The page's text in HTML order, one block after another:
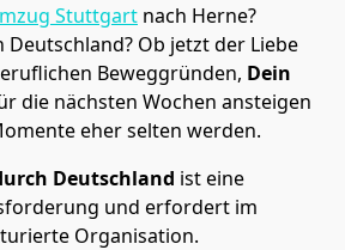
Stuttgart nach Herne?
Deutschland? Ob jetzt der Liebe
Beweggründen, Dein
die nächsten Wochen ansteigen
eher selten werden.
Deutschland ist eine
und erfordert im
Organisation.